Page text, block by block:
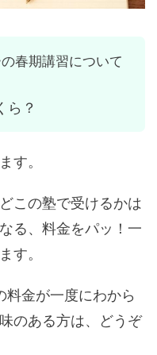
春期講習について
ら？
す。
この塾で受けるかは
る、料金をパッ！一
す。
金が一度にわから
のある方は、どうぞ